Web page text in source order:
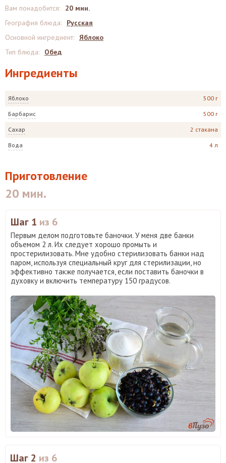
Ингредиенты
Яблоко 500 г
Барбарис 500 г
Сахар 2 стакана
Вода 4 л
Вам понадобится:
20 мин.
География блюда:
Русская
Основной ингредиент: Яблоко
Тип блюда: Обед
Приготовление
20 мин.
Шаг 1 из 6
Первым делом подготовьте баночки. У меня две банки
объемом 2 л. Их следует хорошо промыть и
простерилизовать. Мне удобно стерилизовать банки над
паром, используя специальный круг для стерилизации, но
эффективно также получается, если поставить баночки в
духовку и включить температуру 150 градусов.
Шаг 2 из 6